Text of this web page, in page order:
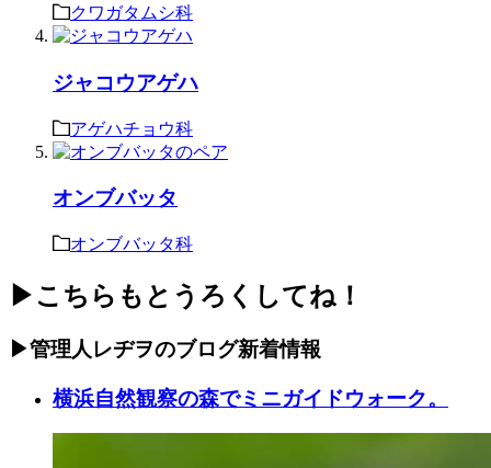
クワガタムシ科
ジャコウアゲハ
アゲハチョウ科
オンブバッタ
オンブバッタ科
▶こちらもとうろくしてね！
▶管理人レヂヲのブログ新着情報
横浜自然観察の森でミニガイドウォーク。